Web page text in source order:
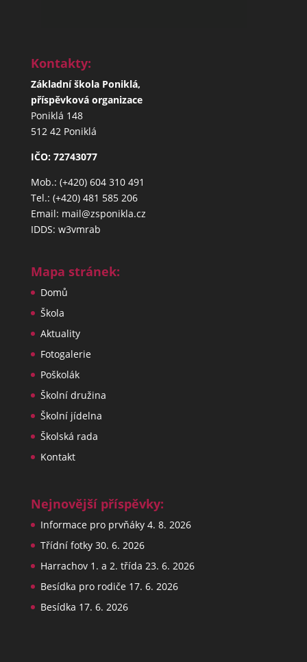
Kontakty:
Základní škola Poniklá,
příspěvková organizace
Poniklá 148
512 42 Poniklá
IČO: 72743077
Mob.: (+420) 604 310 491
Tel.: (+420) 481 585 206
Email: mail@zsponikla.cz
IDDS: w3vmrab
Mapa stránek:
Domů
Škola
Aktuality
Fotogalerie
Poškolák
Školní družina
Školní jídelna
Školská rada
Kontakt
Nejnovější příspěvky:
Informace pro prvňáky 4. 8. 2026
Třídní fotky 30. 6. 2026
Harrachov 1. a 2. třída 23. 6. 2026
Besídka pro rodiče 17. 6. 2026
Besídka 17. 6. 2026